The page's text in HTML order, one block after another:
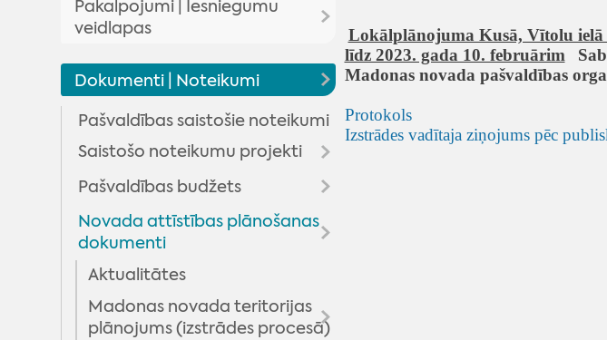
Domes lēmumu un komiteju
pārskats
Domes lēmumi
Komitejas sēdes
Domes sēžu audioierakstu
arhīvs
Novada domes priekšsēdētājs
Deputāti
Arhīvs
Domes komitejas
Domes komisijas
Pakalpojumi | Iesniegumu
veidlapas
Pakalpojumi
pakalpojumi
Maksas pakalpojumu
cenrādis
Valsts un pašvaldības vienoto
klientu apkalpošanas centru
pakalpojumi
Dokumenti | Noteikumi
Pašvaldības saistošie noteikumi
Saistošo noteikumu projekti
Rezultāti viedokļa
Pašvaldības budžets
Budžeta informācija
Budžeta grozījumi
Novada attīstības plānošanas
dokumenti
Aktualitātes
Madonas novada teritorijas
plānojums (izstrādes procesā)
Lokālplānojuma Kusā, Vītolu ielā
līdz 2023. gada 10. februārim
Madonas novada pašvaldības
Protokols
Izstrādes vadītaja ziņojums pēc